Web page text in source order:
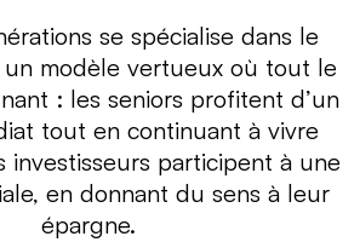
se spécialise dans le
modèle vertueux où tout le
: les seniors profitent d’un
tout en continuant à vivre
investisseurs participent à une
en donnant du sens à leur
épargne.